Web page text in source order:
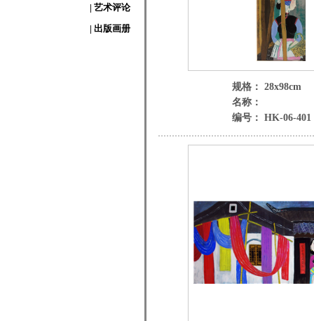
| 艺术评论
| 出版画册
规格： 28x98cm
名称：
编号： HK-06-401